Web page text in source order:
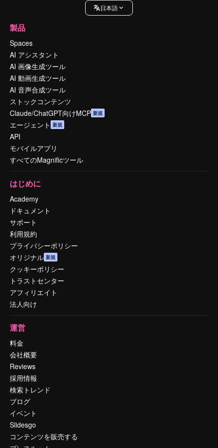
日本語
製品
Spaces
AI アシスタント
AI 画像生成ツール
AI 動画生成ツール
AI 音声合成ツール
ストックコンテンツ
Claude/ChatGPT向けMCP 新規
エージェント 新規
API
モバイルアプリ
すべてのMagnificツール
はじめに
Academy
ドキュメント
サポート
利用規約
プライバシーポリシー
オリジナル 新規
クッキーポリシー
トラストセンター
アフィリエイト
法人向け
運営
料金
会社概要
Reviews
採用情報
検索トレンド
ブログ
イベント
Slidesgo
コンテンツを販売する